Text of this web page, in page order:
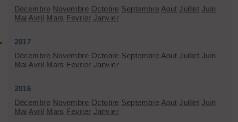
Décembre Novembre Octobre Septembre Aout Juillet Juin
Mai Avril Mars Fevrier Janvier
2017
Décembre Novembre Octobre Septembre Aout Juillet Juin
Mai Avril Mars Fevrier Janvier
2016
Décembre Novembre Octobre Septembre Aout Juillet Juin
Mai Avril Mars Fevrier Janvier